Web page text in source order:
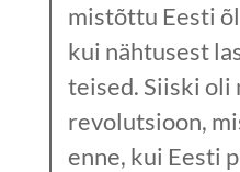
mistõttu Eesti
kui nähtusest
teised. Siiski oli
revolutsioon,
enne, kui Eesti